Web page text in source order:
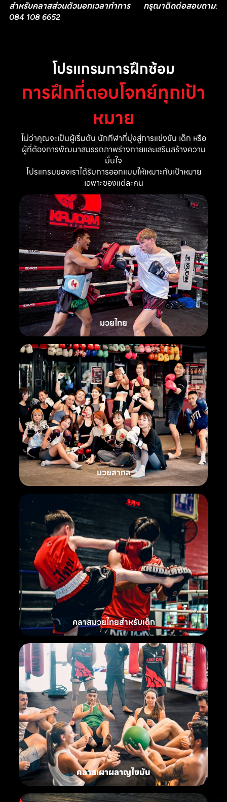
สำหรับคลาสส่วนตัวนอกเวลาทำการ กรุณาติดต่อสอบถาม:
084 108 6652
โปรแกรมการฝึกซ้อม
การฝึกที่ตอบโจทย์ทุกเป้า
หมาย
ไม่ว่าคุณจะเป็นผู้เริ่มต้น นักกีฬาที่มุ่งสู่การแข่งขัน เด็ก หรือ
ผู้ที่ต้องการพัฒนาสมรรถภาพร่างกายและเสริมสร้างความ
มั่นใจ
โปรแกรมของเราได้รับการออกแบบให้เหมาะกับเป้าหมาย
เฉพาะของแต่ละคน
มวยไทย
มวยสากล
คลาสมวยไทยสำหรับเด็ก
คลาสเผาผลาญไขมัน